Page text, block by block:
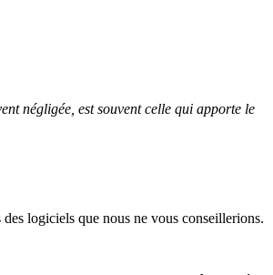
négligée, est souvent celle qui apporte le
logiciels que nous ne vous conseillerions.